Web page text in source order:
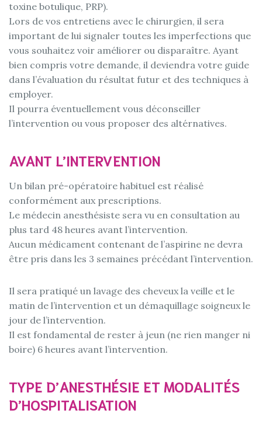
toxine botulique, PRP).
Lors de vos entretiens avec le chirurgien, il sera
important de lui signaler toutes les imperfections que
vous souhaitez voir améliorer ou disparaître. Ayant
bien compris votre demande, il deviendra votre guide
dans l’évaluation du résultat futur et des techniques à
employer.
Il pourra éventuellement vous déconseiller
l’intervention ou vous proposer des altérnatives.
AVANT L’INTERVENTION
Un bilan pré-opératoire habituel est réalisé
conformément aux prescriptions.
Le médecin anesthésiste sera vu en consultation au
plus tard 48 heures avant l’intervention.
Aucun médicament contenant de l’aspirine ne devra
être pris dans les 3 semaines précédant l’intervention.
Il sera pratiqué un lavage des cheveux la veille et le
matin de l’intervention et un démaquillage soigneux le
jour de l’intervention.
Il est fondamental de rester à jeun (ne rien manger ni
boire) 6 heures avant l’intervention.
TYPE D’ANESTHÉSIE ET MODALITÉS
D’HOSPITALISATION